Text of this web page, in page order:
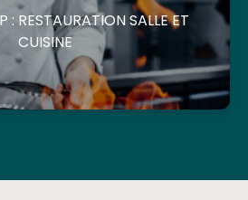
: RESTAURATION SALLE ET
CUISINE